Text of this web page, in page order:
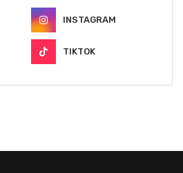
INSTAGRAM
TIKTOK